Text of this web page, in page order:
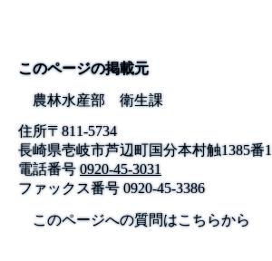
このページの掲載元
農林水産部 衛生課
住所〒811-5734
長崎県壱岐市芦辺町国分本村触1385番1
電話番号 0920-45-3031
ファックス番号0920-45-3386
このページへの質問はこちらから